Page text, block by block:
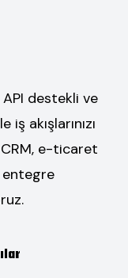
destekli ve
akışlarınızı
e-ticaret
entegre